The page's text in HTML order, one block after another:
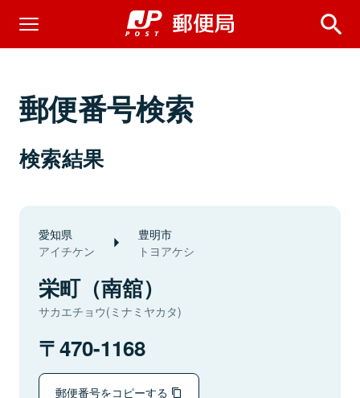
郵便番号検索
検索結果
愛知県
アイチケン
豊明市
トヨアケシ
栄町（南舘）
サカエチョウ(ミナミヤカタ)
470-1168
郵便番号をコピーする